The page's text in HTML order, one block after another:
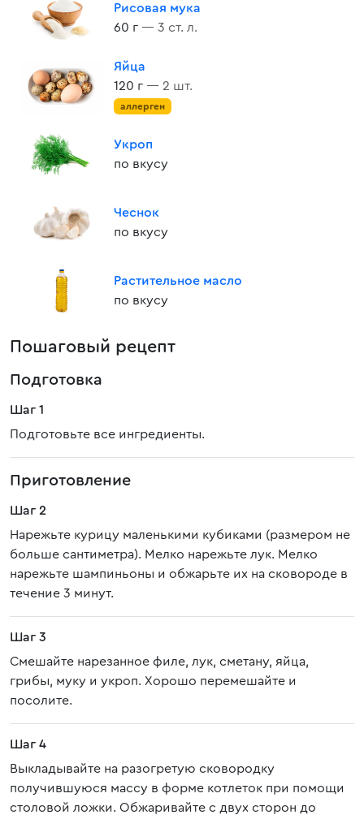
Рисовая мука
60 г — 3 ст. л.
Яйца
120 г — 2 шт.
аллерген
Укроп
по вкусу
Чеснок
по вкусу
Растительное масло
по вкусу
Пошаговый рецепт
Подготовка
Шаг 1
Подготовьте все ингредиенты.
Приготовление
Шаг 2
Нарежьте курицу маленькими кубиками (размером не
больше сантиметра). Мелко нарежьте лук. Мелко
нарежьте шампиньоны и обжарьте их на сковороде в
течение 3 минут.
Шаг 3
Смешайте нарезанное филе, лук, сметану, яйца,
грибы, муку и укроп. Хорошо перемешайте и
посолите.
Шаг 4
Выкладывайте на разогретую сковородку
получившуюся массу в форме котлеток при помощи
столовой ложки. Обжаривайте с двух сторон до